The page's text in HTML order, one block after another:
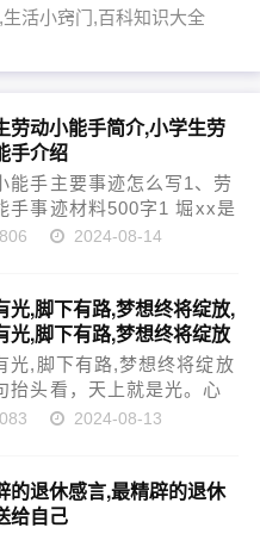
活小窍门,百科知识大全
劳动小能手简介,小学生劳
手介绍
能手主要事迹怎么写1、劳
手事迹材料500字1 堀xx是
劳的孩子，他喜欢劳动，
手。在班级里，他不仅认
好自己的小岗位...
2024-08-14
光,脚下有路,梦想终将绽放,
光,脚下有路,梦想终将绽放
光,脚下有路,梦想终将绽放
抬头看，天上就是光。心
，脚下有路，梦想终将绽
，热爱可抵岁月漫长。甭
怎么看，自信总要比...
2024-08-13
的退休感言,最精辟的退休
给自己